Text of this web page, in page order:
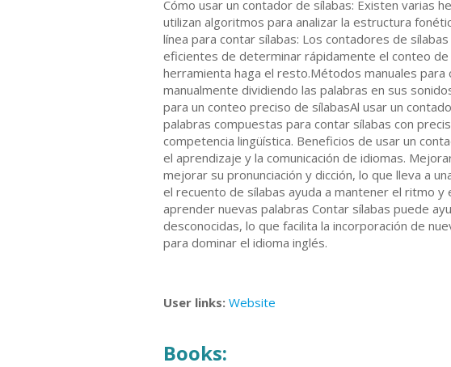
Cómo usar un contador de sílabas: Existen varias
utilizan algoritmos para analizar la estructura
línea para contar sílabas: Los contadores de
eficientes de determinar rápidamente el conteo
herramienta haga el resto.Métodos manuales
manualmente dividiendo las palabras en sus
para un conteo preciso de sílabasAl usar un
palabras compuestas para contar sílabas con
competencia lingüística. Beneficios de usar un
el aprendizaje y la comunicación de idiomas.
mejorar su pronunciación y dicción, lo que lleva a
el recuento de sílabas ayuda a mantener el ritmo
aprender nuevas palabras Contar sílabas puede
desconocidas, lo que facilita la incorporación de
para dominar el idioma inglés.
User links: Website
Books: